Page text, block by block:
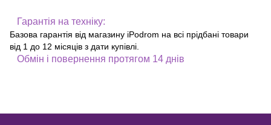
Гарантія на техніку:
Базова гарантія від магазину iPodrom на всі прідбані товари
від 1 до 12 місяців з дати купівлі.
Обмін і повернення протягом 14 днів